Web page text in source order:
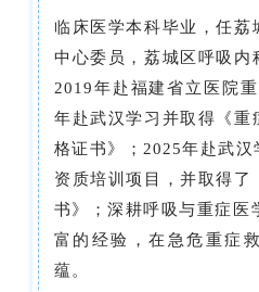
临床医学本科毕业，任荔
中心委员，荔城区呼吸内
2019年赴福建省立医院
年赴武汉学习并取得《重
格证书》；2025年赴武
资质培训项目，并取得了
书》；深耕呼吸与重症医
富的经验，在急危重症
蕴。